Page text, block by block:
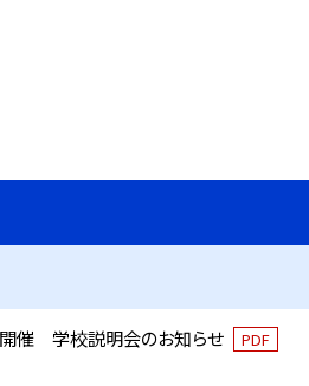
開催 学校説明会のお知らせ PDF